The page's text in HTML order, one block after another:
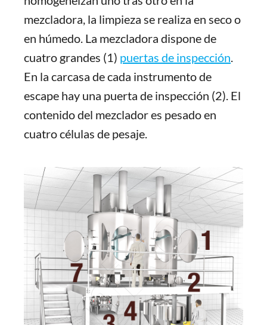
mezcladora, la limpieza se realiza en seco o
en húmedo. La mezcladora dispone de
cuatro grandes (1) puertas de inspección.
En la carcasa de cada instrumento de
escape hay una puerta de inspección (2). El
contenido del mezclador es pesado en
cuatro células de pesaje.